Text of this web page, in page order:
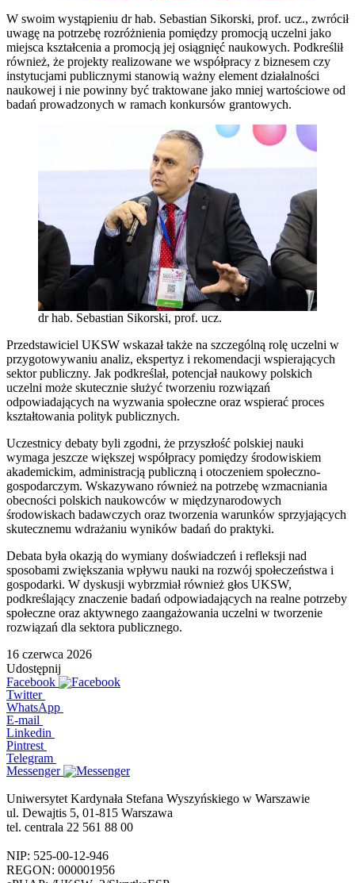
W swoim wystąpieniu dr hab. Sebastian Sikorski, prof. ucz., zwrócił
uwagę na potrzebę rozróżnienia pomiędzy promocją uczelni jako
miejsca kształcenia a promocją jej osiągnięć naukowych. Podkreślił
również, że projekty realizowane we współpracy z biznesem czy
instytucjami publicznymi stanowią ważny element działalności
naukowej i nie powinny być traktowane jako mniej wartościowe od
badań prowadzonych w ramach konkursów grantowych.
dr hab. Sebastian Sikorski, prof. ucz.
Przedstawiciel UKSW wskazał także na szczególną rolę uczelni w
przygotowywaniu analiz, ekspertyz i rekomendacji wspierających
sektor publiczny. Jak podkreślał, potencjał naukowy polskich
uczelni może skutecznie służyć tworzeniu rozwiązań
odpowiadających na wyzwania społeczne oraz wspierać proces
kształtowania polityk publicznych.
Uczestnicy debaty byli zgodni, że przyszłość polskiej nauki
wymaga jeszcze większej współpracy pomiędzy środowiskiem
akademickim, administracją publiczną i otoczeniem społeczno-
gospodarczym. Wskazywano również na potrzebę wzmacniania
obecności polskich naukowców w międzynarodowych
środowiskach badawczych oraz tworzenia warunków sprzyjających
skutecznemu wdrażaniu wyników badań do praktyki.
Debata była okazją do wymiany doświadczeń i refleksji nad
sposobami zwiększania wpływu nauki na rozwój społeczeństwa i
gospodarki. W dyskusji wybrzmiał również głos UKSW,
podkreślający znaczenie badań odpowiadających na realne potrzeby
społeczne oraz aktywnego zaangażowania uczelni w tworzenie
rozwiązań dla sektora publicznego.
16 czerwca 2026
Udostępnij
Facebook
Twitter
WhatsApp
E-mail
Linkedin
Pintrest
Telegram
Messenger
Uniwersytet Kardynała Stefana Wyszyńskiego w Warszawie
ul. Dewajtis 5, 01-815 Warszawa
tel. centrala 22 561 88 00
NIP: 525-00-12-946
REGON: 000001956